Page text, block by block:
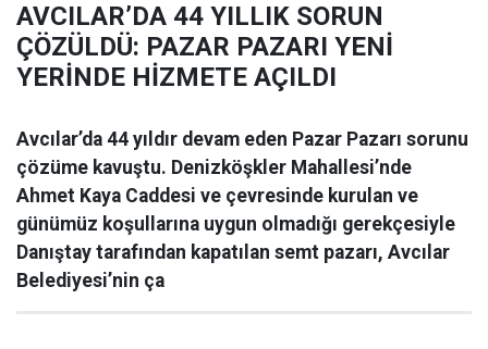
AVCILAR’DA 44 YILLIK SORUN
ÇÖZÜLDÜ: PAZAR PAZARI YENİ
YERİNDE HİZMETE AÇILDI
Avcılar’da 44 yıldır devam eden Pazar Pazarı sorunu
çözüme kavuştu. Denizköşkler Mahallesi’nde
Ahmet Kaya Caddesi ve çevresinde kurulan ve
günümüz koşullarına uygun olmadığı gerekçesiyle
Danıştay tarafından kapatılan semt pazarı, Avcılar
Belediyesi’nin ça